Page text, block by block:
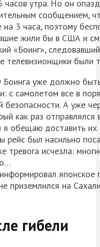
часов утра. Но он
сообщением,
3 часа, поэтому
жили бы в США и
«Боинг»,
телевизионщики
уже должно
самолетом все в
безопасности. А уже
как раз
обещаю доставить
рейс был насильно
тревога исчезла:
приземлился на
гибели